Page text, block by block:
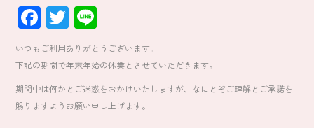
F
ac
e
b
o
T
wi
tt
er
ne
いつもご利用ありがとうございます。
下記の期間で年末年始の休業とさせていただきます。
期間中は何かとご迷惑をおかけいたしますが、なにとぞご理解とご承諾を
賜りますようお願い申し上げます。